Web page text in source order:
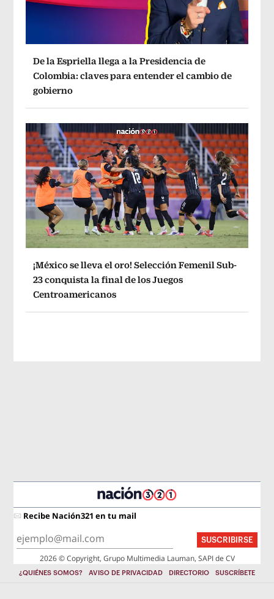
De la Espriella llega a la Presidencia de
Colombia: claves para entender el cambio de
gobierno
¡México se lleva el oro! Selección Femenil Sub-
23 conquista la final de los Juegos
Centroamericanos
Recibe Nación321 en tu mail
SUSCRIBIRSE
2026 © Copyright, Grupo Multimedia Lauman, SAPI de CV
¿QUIÉNES SOMOS? AVISO DE PRIVACIDAD DIRECTORIO SUSCRÍBETE